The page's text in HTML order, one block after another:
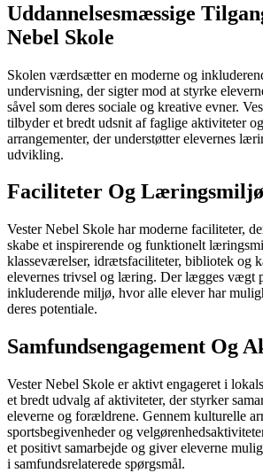
Uddannelsesmæssige
Nebel Skole
Skolen værdsætter en moderne og
undervisning, der sigter mod at styrke
såvel som deres sociale og kreative evner.
tilbyder et bredt udsnit af faglige aktiviteter
arrangementer, der understøtter elevernes
udvikling.
Faciliteter Og Læringsmiljø
Vester Nebel Skole har moderne faciliteter,
skabe et inspirerende og funktionelt
klasseværelser, idrætsfaciliteter, bibliotek og
elevernes trivsel og læring. Der lægges vægt
inkluderende miljø, hvor alle elever har
deres potentiale.
Samfundsengagement Og
Vester Nebel Skole er aktivt engageret i
et bredt udvalg af aktiviteter, der styrker
eleverne og forældrene. Gennem kulturelle
sportsbegivenheder og
et positivt samarbejde og giver eleverne
i samfundsrelaterede spørgsmål.